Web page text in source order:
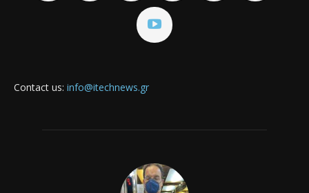
Contact us: info@itechnews.gr